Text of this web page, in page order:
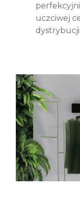
uczciwej
dystrybucji.